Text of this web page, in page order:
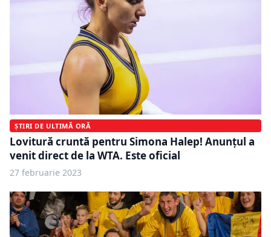
ȘTIRI DE ULTIMĂ ORĂ
Lovitură cruntă pentru Simona Halep! Anunţul a
venit direct de la WTA. Este oficial
27 februarie 2023